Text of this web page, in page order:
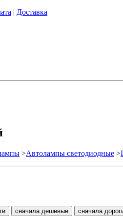
| Доставка
>Автолампы светодиодные >